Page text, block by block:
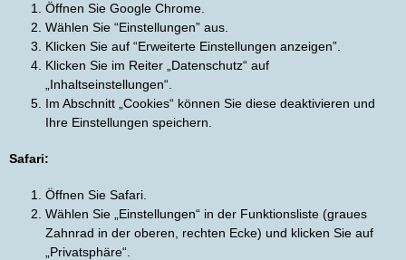
Öffnen Sie Google Chrome.
Wählen Sie “Einstellungen” aus.
Klicken Sie auf “Erweiterte Einstellungen anzeigen”.
Klicken Sie im Reiter „Datenschutz“ auf
„Inhaltseinstellungen“.
Im Abschnitt „Cookies“ können Sie diese deaktivieren und
Ihre Einstellungen speichern.
Safari:
Öffnen Sie Safari.
Wählen Sie „Einstellungen“ in der Funktionsliste (graues
Zahnrad in der oberen, rechten Ecke) und klicken Sie auf
„Privatsphäre“.